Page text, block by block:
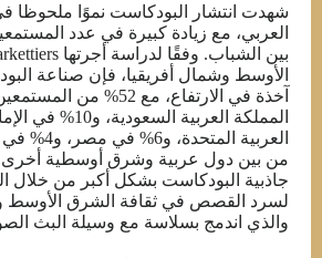
شهدت انتشار البودكاست نموًا ملحوظا
العربي، مع زيادة كبيرة في عدد
الأوسط وشمال أفريقيا، فإن صناعة
آخذة في الارتفاع، مع 52% من
المملكة العربية السعودية،
العربية المتحدة،
من بين دول عربية وشرق أوسطية أخرى.
جاذبية البودكاست بشكل أكبر من خلال
لسرد القصص في ثقافة الشرق الأوسط
والذي اندمج بسلاسة مع وسيلة البث